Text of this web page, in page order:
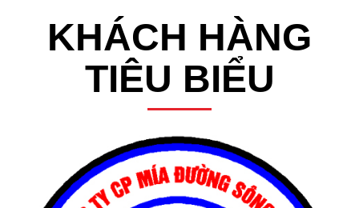
KHÁCH HÀNG
TIÊU BIỂU